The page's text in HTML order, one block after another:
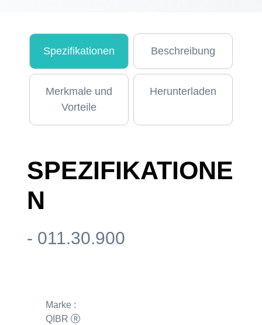
Spezifikationen Beschreibung
Merkmale und
Vorteile
Herunterladen
SPEZIFIKATIONE
N
- 011.30.900
Marke :
QIBR